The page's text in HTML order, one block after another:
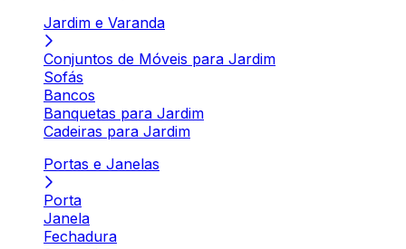
Jardim e Varanda
Conjuntos de Móveis para Jardim
Sofás
Bancos
Banquetas para Jardim
Cadeiras para Jardim
Portas e Janelas
Porta
Janela
Fechadura